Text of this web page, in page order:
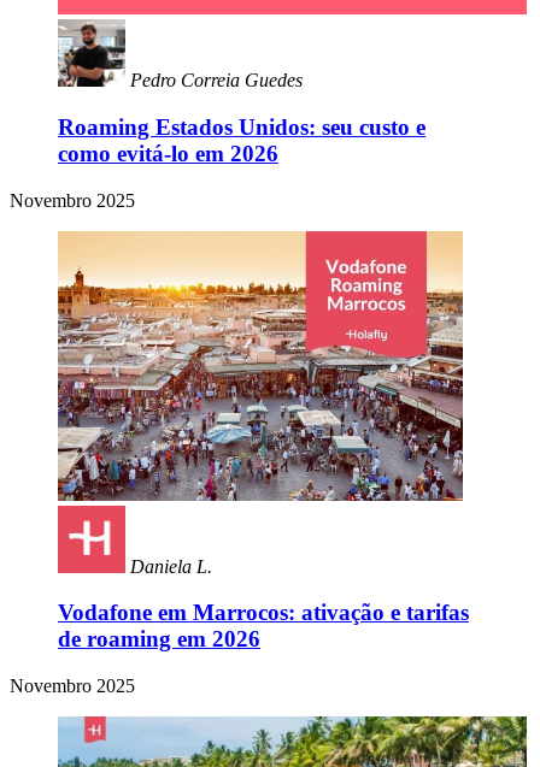
Pedro Correia Guedes
Roaming Estados Unidos: seu custo e
como evitá-lo em 2026
Novembro 2025
Daniela L.
Vodafone em Marrocos: ativação e tarifas
de roaming em 2026
Novembro 2025